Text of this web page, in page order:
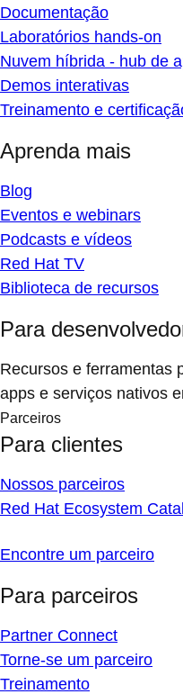
Documentação
Laboratórios hands-on
Nuvem híbrida - hub de
Demos interativas
Treinamento e
Aprenda mais
Blog
Eventos e webinars
Podcasts e vídeos
Red Hat TV
Biblioteca de recursos
Para
Recursos e ferramentas
apps e serviços nativos
Parceiros
Para clientes
Nossos parceiros
Red Hat Ecosystem
Encontre um parceiro
Para parceiros
Partner Connect
Torne-se um parceiro
Treinamento